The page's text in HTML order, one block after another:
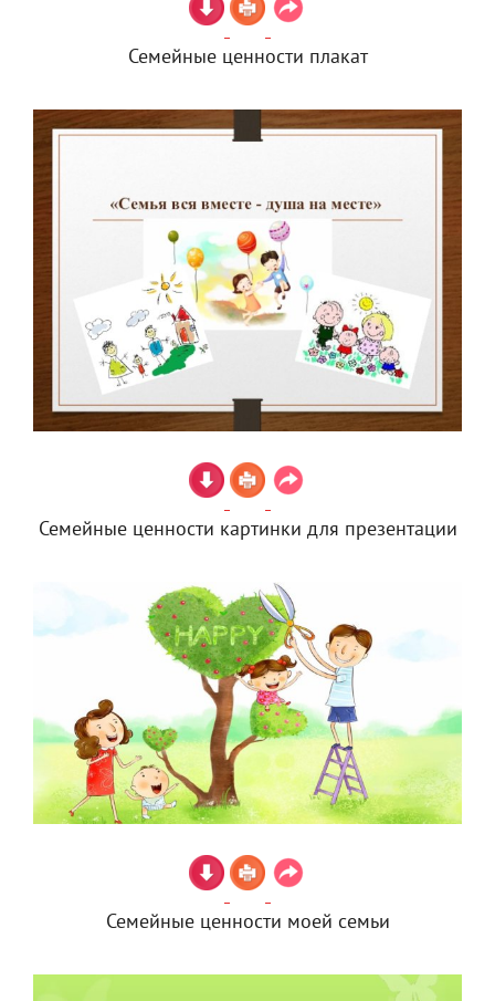
Семейные ценности плакат
Семейные ценности картинки для презентации
Семейные ценности моей семьи